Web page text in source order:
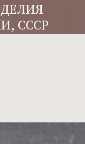
СССР